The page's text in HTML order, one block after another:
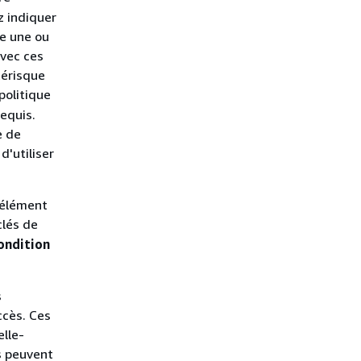
indiquer
une ou
ces
de
d'utiliser
de
Ces
peuvent